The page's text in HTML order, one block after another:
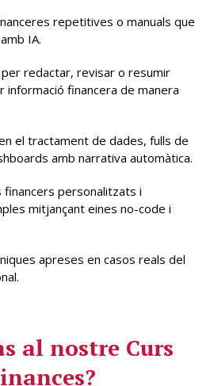
repetitives o manuals que
IA.
redactar, revisar o resumir
informació financera de manera
el tractament de dades, fulls de
amb narrativa automàtica.
personalitzats i
mitjançant eines no-code i
apreses en casos reals del
al nostre Curs